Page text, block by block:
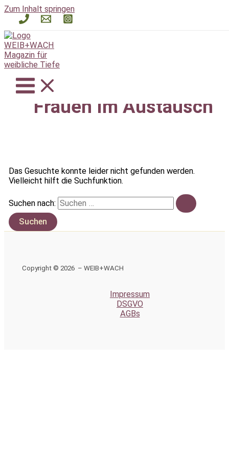
Zum Inhalt springen
Frauen Im Austausch
Das Gesuchte konnte leider nicht gefunden werden.
Vielleicht hilft die Suchfunktion.
Suchen nach:
Copyright © 2026 – WEIB+WACH
Impressum
DSGVO
AGBs